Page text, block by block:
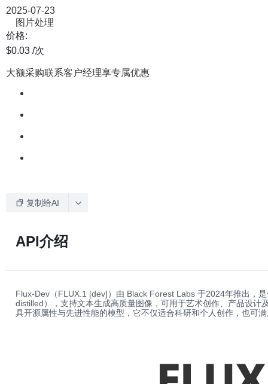
2025-07-23
图片处理
价格:
$0.03 /次
大额采购联系客户经理享专属优惠
复制给AI
API介绍
Flux-Dev（FLUX.1 [dev]）由 Black Forest Labs 于2024年推出，
distilled），支持文本生成高质量图像，可用于艺术创作、产品设
具开源属性与先进性能的模型，它不仅适合科研和个人创作，也可